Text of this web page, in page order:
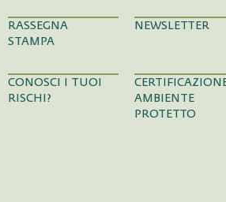
RASSEGNA
STAMPA
NEWSLETTER
CONOSCI I TUOI
RISCHI?
AMBIENTE
PROTETTO